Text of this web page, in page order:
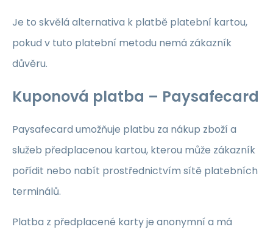
Je to skvělá alternativa k platbě platební kartou,
pokud v tuto platební metodu nemá zákazník
důvěru.
Kuponová platba – Paysafecard
Paysafecard umožňuje platbu za nákup zboží a
služeb předplacenou kartou, kterou může zákazník
pořídit nebo nabít prostřednictvím sítě platebních
terminálů.
Platba z předplacené karty je anonymní a má